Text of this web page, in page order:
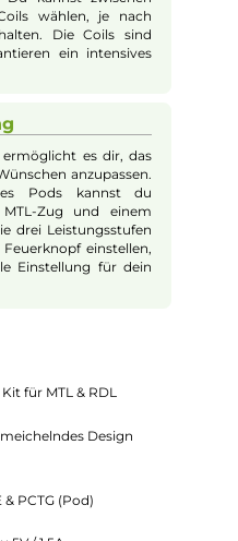
von 0,6 Ohm für ein
für ein klassisches
Auswahl. Je nach
durch Drehen des Pods
in Richtung eines
RDL-Dampferlebnisses
an den SPL-10 Mesh-
Leckagen geschützt.
Verdampferkopf mit 0,3
kompatibel.
perfekt in jede Tasche
machen das
Du wirst begeistert
ist - alles funktioniert